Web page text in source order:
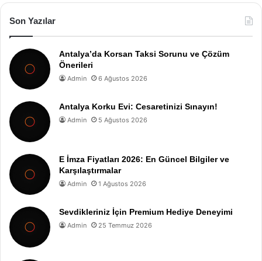
Son Yazılar
Antalya’da Korsan Taksi Sorunu ve Çözüm
Önerileri
Admin 6 Ağustos 2026
Antalya Korku Evi: Cesaretinizi Sınayın!
Admin 5 Ağustos 2026
E İmza Fiyatları 2026: En Güncel Bilgiler ve
Karşılaştırmalar
Admin 1 Ağustos 2026
Sevdikleriniz İçin Premium Hediye Deneyimi
Admin 25 Temmuz 2026